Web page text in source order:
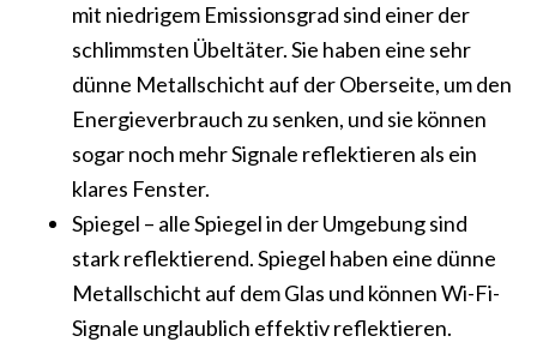
mit niedrigem Emissionsgrad sind einer der
schlimmsten Übeltäter. Sie haben eine sehr
dünne Metallschicht auf der Oberseite, um den
Energieverbrauch zu senken, und sie können
sogar noch mehr Signale reflektieren als ein
klares Fenster.
Spiegel – alle Spiegel in der Umgebung sind
stark reflektierend. Spiegel haben eine dünne
Metallschicht auf dem Glas und können Wi-Fi-
Signale unglaublich effektiv reflektieren.